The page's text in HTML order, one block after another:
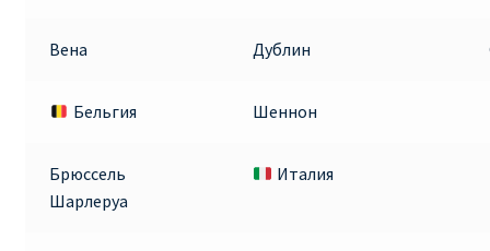
Акции RYANAIR из Вильнюса
Акции RYANAIR из Каунаса
Вена Дублин
Бельгия Шеннон
Брюссель
Шарлеруа
Италия